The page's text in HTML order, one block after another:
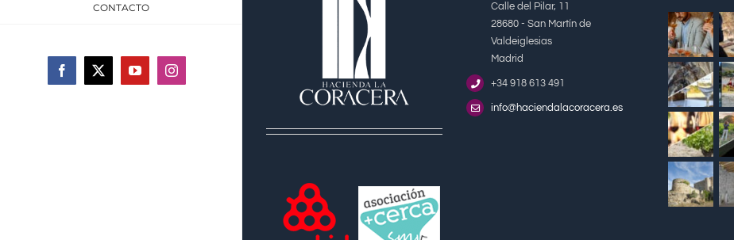
CONTACTO
Facebook
X YouTubeInstagram
Calle del Pilar, 11
28680 - San Martín de
Valdeiglesias
Madrid
+34 918 613 491
info@haciendalacoracera.es